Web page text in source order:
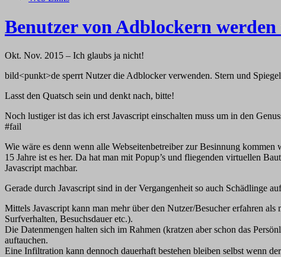
Benutzer von Adblockern
Okt. Nov. 2015 – Ich glaubs ja nicht!
bild<punkt>de sperrt Nutzer die Adblocker verwenden. Stern und
Lasst den Quatsch sein und denkt nach, bitte!
Noch lustiger ist das ich erst Javascript einschalten muss um in den
#fail
Wie wäre es denn wenn alle Webseitenbetreiber zur Besinnung kommen
15 Jahre ist es her. Da hat man mit Popup’s und fliegenden virtuellen
Javascript machbar.
Gerade durch Javascript sind in der Vergangenheit so auch Schädlinge
Mittels Javascript kann man mehr über den Nutzer/Besucher erfahren
Surfverhalten, Besuchsdauer etc.).
Die Datenmengen halten sich im Rahmen (kratzen aber schon das
auftauchen.
Eine Infiltration kann dennoch dauerhaft bestehen bleiben selbst wenn